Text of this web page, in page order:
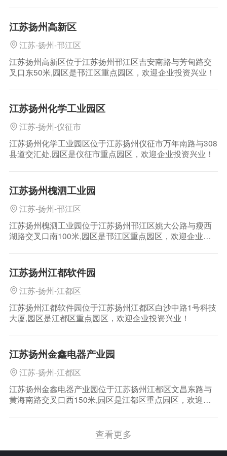
江苏扬州高新区
江苏-扬州-邗江区
江苏扬州高新区位于江苏扬州邗江区吉安南路与芳甸路交
叉口东50米,园区是邗江区重点园区，欢迎企业投资兴业！
江苏扬州化学工业园区
江苏-扬州-仪征市
江苏扬州化学工业园区位于江苏扬州仪征市万年南路与308
县道交汇处,园区是仪征市重点园区，欢迎企业投资兴业！
江苏扬州槐泗工业园
江苏-扬州-邗江区
江苏扬州槐泗工业园位于江苏扬州邗江区姚大公路与瘦西
湖路交叉口南100米,园区是邗江区重点园区，欢迎企业投
江苏扬州江都软件园
江苏-扬州-江都区
江苏扬州江都软件园位于江苏扬州江都区白沙中路1号科技
大厦,园区是江都区重点园区，欢迎企业投资兴业！
江苏扬州金鑫电器产业园
江苏-扬州-江都区
江苏扬州金鑫电器产业园位于江苏扬州江都区文昌东路与
黄海南路交叉口西150米,园区是江都区重点园区，欢迎企
查看更多